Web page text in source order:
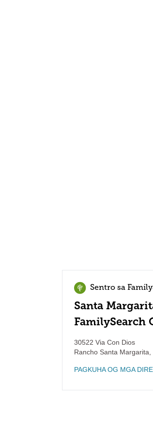
Sentro sa
Santa
FamilySearch
30522 Via Con Dios
Rancho Santa Margarita
PAGKUHA OG MGA